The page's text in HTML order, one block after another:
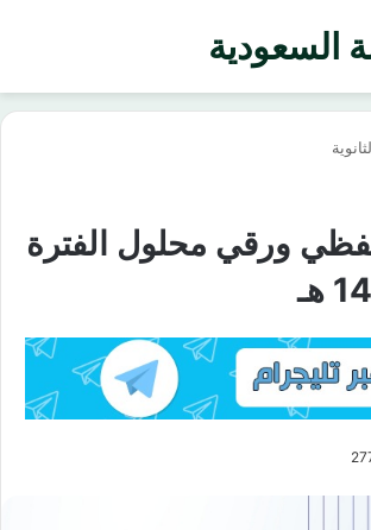
السعودية
ورقي محلول الفترة